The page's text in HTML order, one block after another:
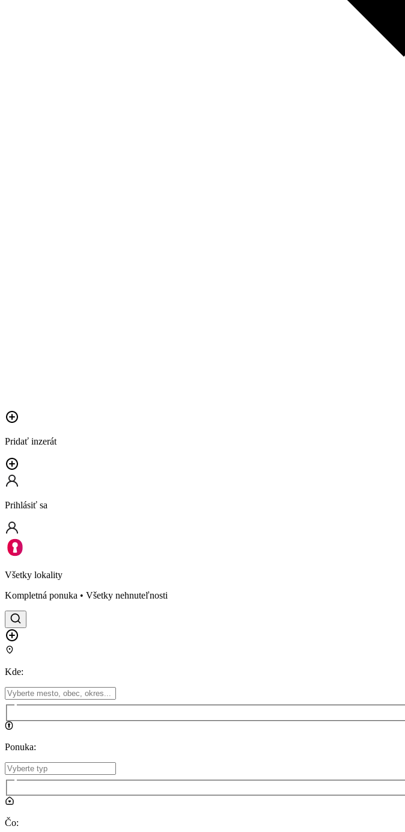
Pridať inzerát
Prihlásiť sa
Všetky lokality
Kompletná ponuka • Všetky nehnuteľnosti
Kde:
Ponuka:
Čo: